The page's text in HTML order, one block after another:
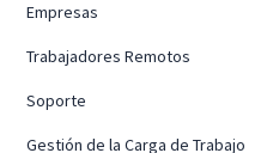
Empresas
Trabajadores Remotos
Soporte
Gestión de la Carga de Trabajo